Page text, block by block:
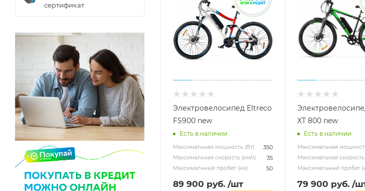
Электровелосипед Eltreco
FS900 new
Есть в наличии
Максимальная мощность (Вт) 350
Максимальная скорость (км/ч) 35
Максимальный пробег (км) 50
89 900 руб. /шт
XT 800 new
Есть в наличии
Максимальная
Максимальная скорость
Максимальный пробег
79 900 руб. /
сертификат